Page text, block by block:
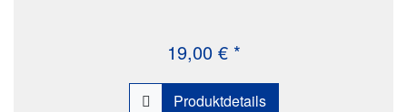
19,00 € *
Produktdetails